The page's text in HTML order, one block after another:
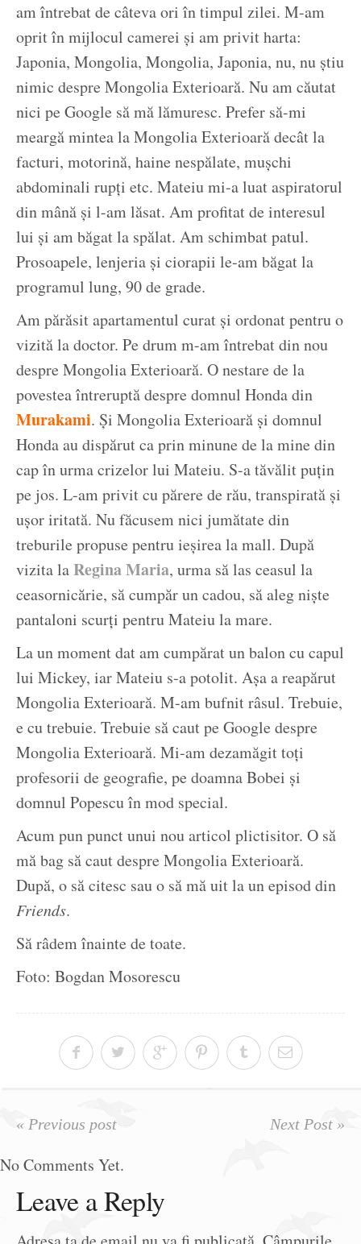
am întrebat de câteva ori în timpul zilei. M-am
oprit în mijlocul camerei și am privit harta:
Japonia, Mongolia, Mongolia, Japonia, nu, nu știu
nimic despre Mongolia Exterioară. Nu am căutat
nici pe Google să mă lămuresc. Prefer să-mi
meargă mintea la Mongolia Exterioară decât la
facturi, motorină, haine nespălate, mușchi
abdominali rupți etc. Mateiu mi-a luat aspiratorul
din mână și l-am lăsat. Am profitat de interesul
lui și am băgat la spălat. Am schimbat patul.
Prosoapele, lenjeria și ciorapii le-am băgat la
programul lung, 90 de grade.
Am părăsit apartamentul curat și ordonat pentru o
vizită la doctor. Pe drum m-am întrebat din nou
despre Mongolia Exterioară. O nestare de la
povestea întreruptă despre domnul Honda din
Murakami. Și Mongolia Exterioară și domnul
Honda au dispărut ca prin minune de la mine din
cap în urma crizelor lui Mateiu. S-a tăvălit puțin
pe jos. L-am privit cu părere de rău, transpirată și
ușor iritată. Nu făcusem nici jumătate din
treburile propuse pentru ieșirea la mall. După
vizita laRegina Maria, urma să las ceasul la
ceasornicărie, să cumpăr un cadou, să aleg niște
pantaloni scurți pentru Mateiu la mare.
La un moment dat am cumpărat un balon cu capul
lui Mickey, iar Mateiu s-a potolit. Așa a reapărut
Mongolia Exterioară. M-am bufnit râsul. Trebuie,
e cu trebuie. Trebuie să caut pe Google despre
Mongolia Exterioară. Mi-am dezamăgit toți
profesorii de geografie, pe doamna Bobei și
domnul Popescu în mod special.
Acum pun punct unui nou articol plictisitor. O să
mă bag să caut despre Mongolia Exterioară.
După, o să citesc sau o să mă uit la un episod din
Friends.
Să râdem înainte de toate.
Foto: Bogdan Mosorescu
« Previous post Next Post »
No Comments Yet.
Leave a Reply